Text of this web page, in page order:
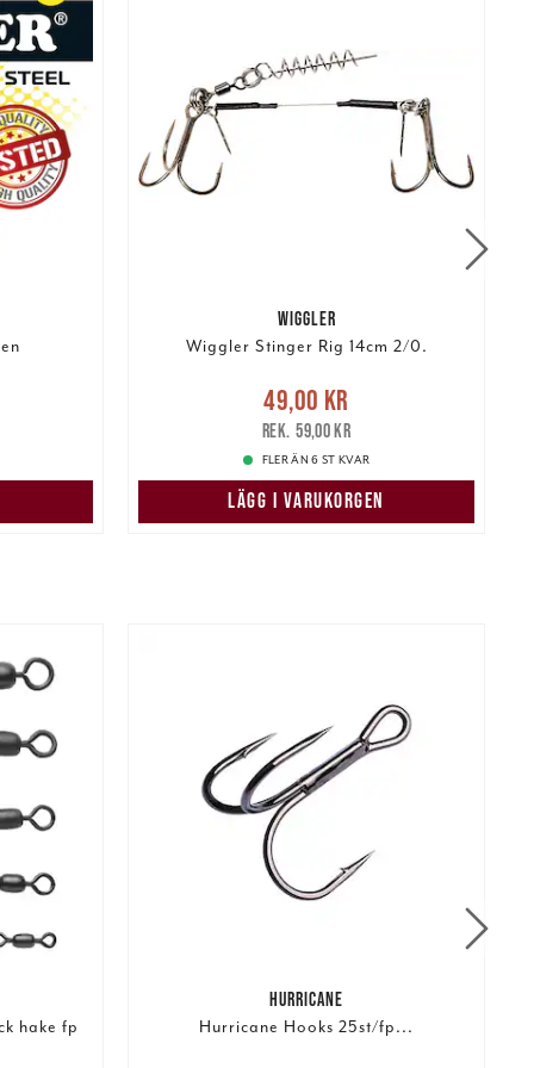
WIGGLER
Wiggler Stinger Rig 14cm 2/0.
Nuvarande pris:49,00 kr
pris:59,00 kr
49,00 kr
59,00 kr
FLER ÄN 6 ST KVAR
LÄGG I VARUKORGEN
hake fp
HURRICANE
Hurricane Hooks 25st/fp...